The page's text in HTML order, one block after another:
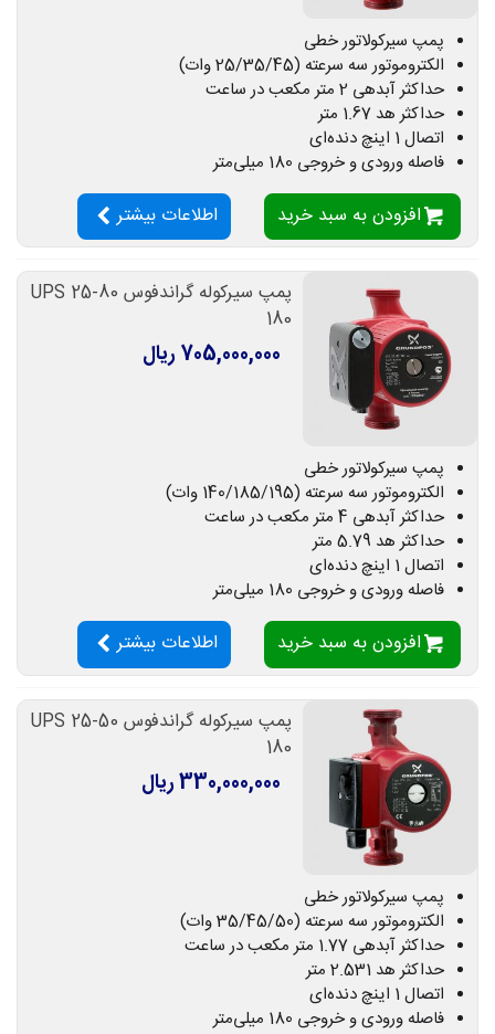
پمپ سیرکولاتور خطی
الکتروموتور سه سرعته (25/35/45 وات)
حداکثر آبدهی 2 متر مکعب در ساعت
حداکثر هد 1.67 متر
اتصال 1 اینچ دنده‌ای
فاصله ورودی و خروجی 180 میلی‌متر
افزودن به سبد خرید اطلاعات بیشتر
پمپ سیرکوله گراندفوس UPS 25-80
180
705,000,000 ریال
پمپ سیرکولاتور خطی
الکتروموتور سه سرعته (140/185/195 وات)
حداکثر آبدهی 4 متر مکعب در ساعت
حداکثر هد 5.79 متر
اتصال 1 اینچ دنده‌ای
فاصله ورودی و خروجی 180 میلی‌متر
افزودن به سبد خرید اطلاعات بیشتر
پمپ سیرکوله گراندفوس UPS 25-50
180
330,000,000 ریال
پمپ سیرکولاتور خطی
الکتروموتور سه سرعته (35/45/50 وات)
حداکثر آبدهی 1.77 متر مکعب در ساعت
حداکثر هد 2.531 متر
اتصال 1 اینچ دنده‌ای
فاصله ورودی و خروجی 180 میلی‌متر